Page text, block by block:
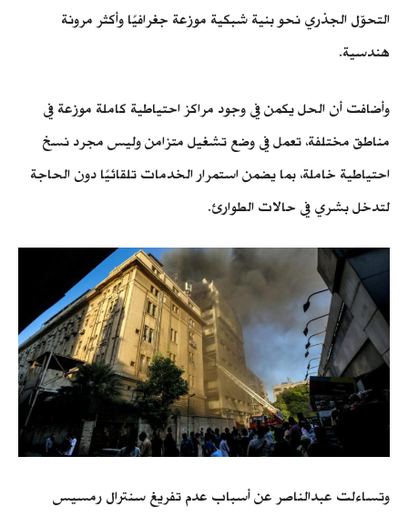
التحوّل الجذري نحو بنية شبكية موزعة جغرافيًا وأكثر مرونة
هندسية.
وأضافت أن الحل يكمن في وجود مراكز احتياطية كاملة موزعة في
مناطق مختلفة، تعمل في وضع تشغيل متزامن وليس مجرد نسخ
احتياطية خاملة، بما يضمن استمرار الخدمات تلقائيًا دون الحاجة
لتدخل بشري في حالات الطوارئ.
وتساءلت عبدالناصر عن أسباب عدم تفريغ سنترال رمسيس